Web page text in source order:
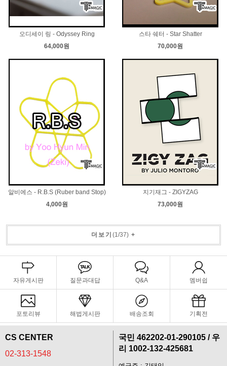
오디세이 링 - Odyssey Ring
64,000원
스타 쉐터 - Star Shatter
70,000원
알비에스 - R.B.S (Ruber band Stop)
4,000원
지기재그 - ZIGYZAG
73,000원
더보기 (1/37) +
자유게시판 질문과대답 Q&A 멤버쉽
포토리뷰 해법게시판 배송조회 기획전
CS CENTER
02-313-1548
국민 462202-01-290105 / 우
리 1002-132-425681